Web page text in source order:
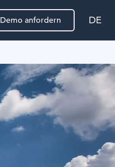
Demo anfordern DE